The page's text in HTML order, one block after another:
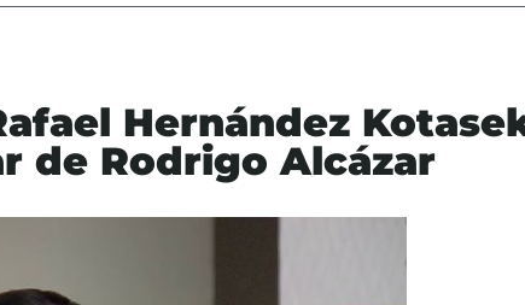
Hernández
de Rodrigo Alcázar